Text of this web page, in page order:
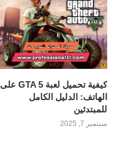
كيفية تحميل لعبة GTA 5 على
الهاتف: الدليل الكامل
للمبتدئين
سبتمبر 7, 2025